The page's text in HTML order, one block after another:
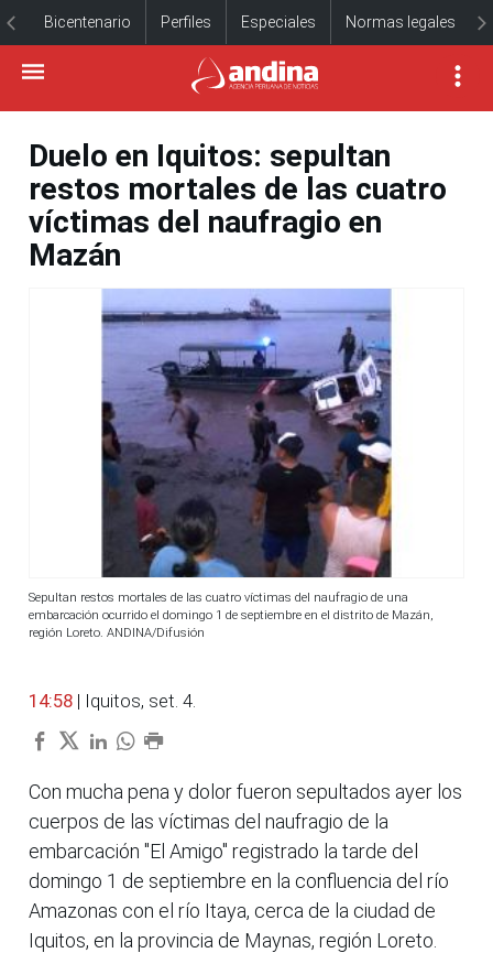
Bicentenario Perfiles Especiales Normas legales
Duelo en Iquitos: sepultan
restos mortales de las cuatro
víctimas del naufragio en
Mazán
Sepultan restos mortales de las cuatro víctimas del naufragio de una
embarcación ocurrido el domingo 1 de septiembre en el distrito de Mazán,
región Loreto. ANDINA/Difusión
14:58 | Iquitos, set. 4.
Con mucha pena y dolor fueron sepultados ayer los
cuerpos de las víctimas del naufragio de la
embarcación "El Amigo" registrado la tarde del
domingo 1 de septiembre en la confluencia del río
Amazonas con el río Itaya, cerca de la ciudad de
Iquitos, en la provincia de Maynas, región Loreto.